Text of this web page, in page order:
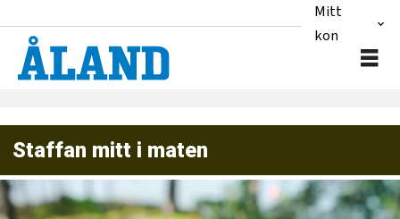
Mitt
konto
Staffan mitt i maten